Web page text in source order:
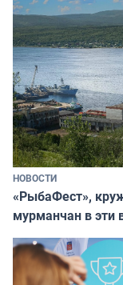
НОВОСТИ
«РыбаФест»,
мурманчан в эти